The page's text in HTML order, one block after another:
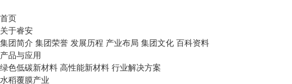
首页
关于睿安
集团简介 集团荣誉 发展历程 产业布局 集团文化 百科资料
产品与应用
绿色低碳新材料 高性能新材料 行业解决方案
水稻覆膜产业